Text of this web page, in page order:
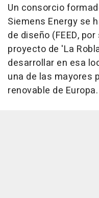
Un consorcio
Siemens Energy se
de diseño (FEED,
proyecto de 'La
desarrollar en esa
una de las mayores
renovable de Europa.